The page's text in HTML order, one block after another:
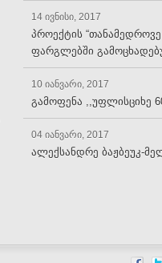
14 ივნისი, 2017
პროექტის
ფარგლებში
10 იანვარი, 2017
გამოფენა ,,უფლისციხე
04 იანვარი, 2017
ალექსანდრე ბაჟბეუკ-